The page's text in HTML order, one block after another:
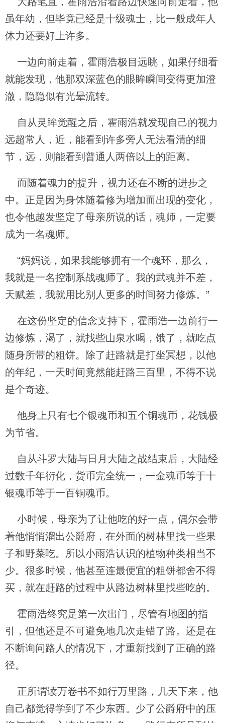
虽年幼，但毕竟已经是十级魂士，比一般成年人
体力还要好上许多。
一边向前走着，霍雨浩极目远眺，如果仔细看
就能发现，他那双深蓝色的眼眸瞬间变得更加澄
澈，隐隐似有光晕流转。
自从灵眸觉醒之后，霍雨浩就发现自己的视力
远超常人，近，能看到许多旁人无法看清的细
节，远，则能看到普通人两倍以上的距离。
而随着魂力的提升，视力还在不断的进步之
中。正是因为身体随着修为增加而出现的变化，
也令他越发坚定了母亲所说的话，魂师，一定要
成为一名魂师。
“妈妈说，如果我能够拥有一个魂环，那么，
我就是一名控制系战魂师了。我的武魂并不差，
天赋差，我就用比别人更多的时间努力修炼。”
在这份坚定的信念支持下，霍雨浩一边前行一
边修炼，渴了，就找些山泉水喝，饿了，就吃点
随身所带的粗饼。除了赶路就是打坐冥想，以他
的年纪，一天时间竟然能赶路三百里，不得不说
是个奇迹。
他身上只有七个银魂币和五个铜魂币，花钱极
为节省。
自从斗罗大陆与日月大陆之战结束后，大陆经
过数千年衍化，货币完全统一，一金魂币等于十
银魂币等于一百铜魂币。
小时候，母亲为了让他吃的好一点，偶尔会带
着他悄悄溜出公爵府，在外面的树林里找一些果
子和野菜吃。所以小雨浩认识的植物种类相当不
少。很多时候，他甚至连最便宜的粗饼都舍不得
买，就在赶路的过程中从路边树林里找些吃的。
霍雨浩终究是第一次出门，尽管有地图的指
引，但他还是不可避免地几次走错了路。还是在
不断询问路人的情况下，才重新找到了正确的路
径。
正所谓读万卷书不如行万里路，几天下来，他
自己都觉得学到了不少东西。少了公爵府中的压